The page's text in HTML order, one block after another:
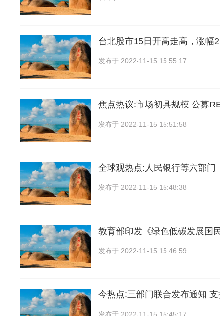
台北股市15日开高走高，涨幅
发布于 2022-11-15 15:55:17
焦点热议:市场初具规模 公募
发布于 2022-11-15 15:51:58
全球观热点:人民银行等六部门
发布于 2022-11-15 15:48:38
教育部印发《绿色低碳发展国
发布于 2022-11-15 15:46:59
今热点:三部门联合发布通知
发布于 2022-11-15 15:45:17